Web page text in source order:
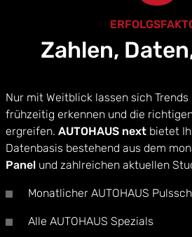
Zahlen,
Nur mit Weitblick lassen sich
frühzeitig erkennen und die
ergreifen. AUTOHAUS next bietet
Datenbasis bestehend aus dem
Panel und zahlreichen aktuellen
Monatlicher AUTOHAUS
Alle AUTOHAUS Spezials